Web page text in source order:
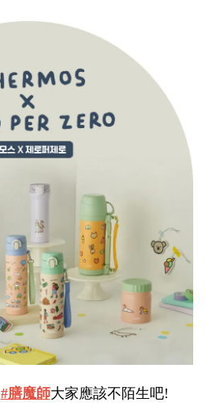
#膳魔師大家應該不陌生吧!